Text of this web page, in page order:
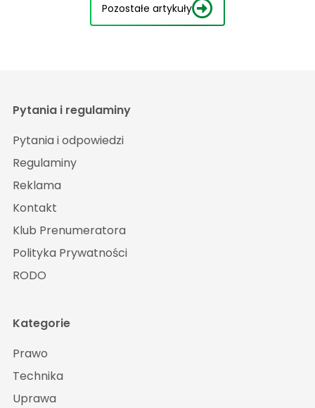
Pozostałe artykuły
Pytania i regulaminy
Pytania i odpowiedzi
Regulaminy
Reklama
Kontakt
Klub Prenumeratora
Polityka Prywatności
RODO
Kategorie
Prawo
Technika
Uprawa